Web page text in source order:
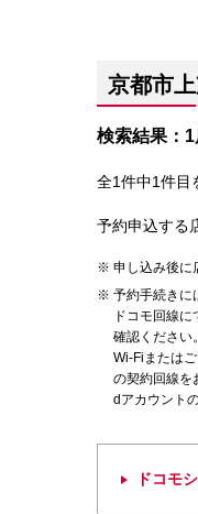
京都市
検索結果：
全1件中1件目
予約申込する
申し込み後に
予約手続きに
ドコモ回線
確認ください。
Wi-Fiまたは
の契約回線を
dアカウント
ドコモ